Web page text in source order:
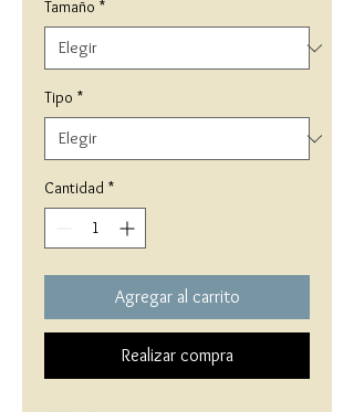
Tamaño *
Tipo *
Cantidad *
Agregar al carrito
Realizar compra